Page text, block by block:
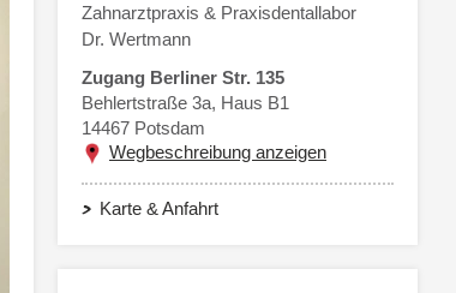
Zahnarztpraxis & Praxisdentallabor
Dr. Wertmann
Zugang Berliner Str. 135
Behlertstraße 3a, Haus B1
14467 Potsdam
Wegbeschreibung anzeigen
Karte & Anfahrt